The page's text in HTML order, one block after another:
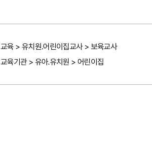
교육 > 유치원.어린이집교사 > 보육교사
교육기관 > 유아.유치원 > 어린이집